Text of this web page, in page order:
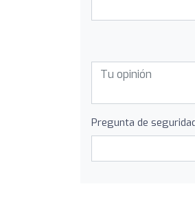
Pregunta de